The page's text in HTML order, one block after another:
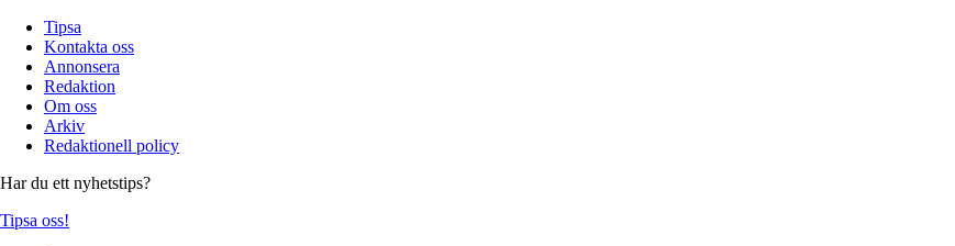
Tipsa
Kontakta oss
Annonsera
Redaktion
Om oss
Arkiv
Redaktionell policy
Har du ett nyhetstips?
Tipsa oss!